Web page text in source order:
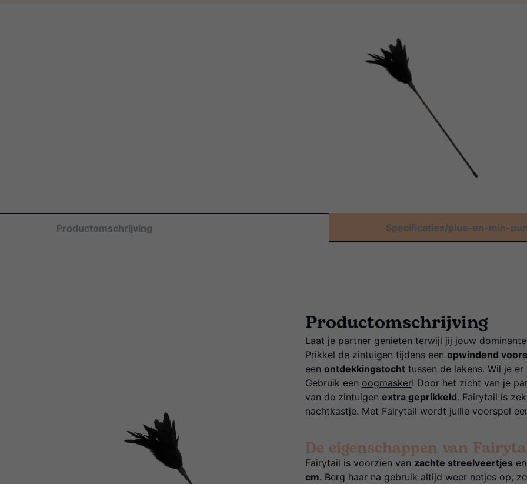
Productomschrijving Specificaties/plus-en-min-
Productomschrijving
Laat je partner genieten terwijl jij jouw
Prikkel de zintuigen tijdens een opwindend
een ontdekkingstochttussen de lakens. Wil je
Gebruik een oogmasker! Door het zicht van je
van de zintuigen extra geprikkeld. Fairytail is
nachtkastje. Met Fairytail wordt jullie voorspel
De eigenschappen van
Fairytail is voorzien van zachte streelveertjesen
cm. Berg haar na gebruik altijd weer netjes op,